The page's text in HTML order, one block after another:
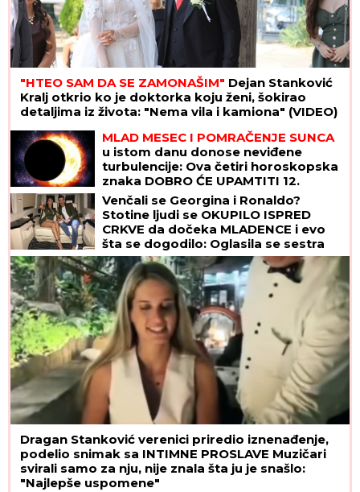
"HTEO SAM DA SE ZAMONAŠIM" Dejan Stanković
Kralj otkrio ko je doktorka koju ženi, šokirao
detaljima iz života: "Nema vila i kamiona" (VIDEO)
MLAD MESEC I POMRAČENJE SUNCA
u istom danu donose neviđene
turbulencije: Ova četiri horoskopska
znaka DOBRO ĆE UPAMTITI 12.
avgust - od tad im se ŽIVOT MENJA
NAGLAVAČKE
Venčali se Georgina i Ronaldo?
Stotine ljudi se OKUPILO ISPRED
CRKVE da dočeka MLADENCE i evo
šta se dogodilo: Oglasila se sestra
slavnog fudbalera, njegove klupske
obaveze ukazuju samo na jedno
Dragan Stanković verenici priredio iznenađenje,
podelio snimak sa INTIMNE PROSLAVE Muzičari
svirali samo za nju, nije znala šta ju je snašlo:
"Najlepše uspomene"